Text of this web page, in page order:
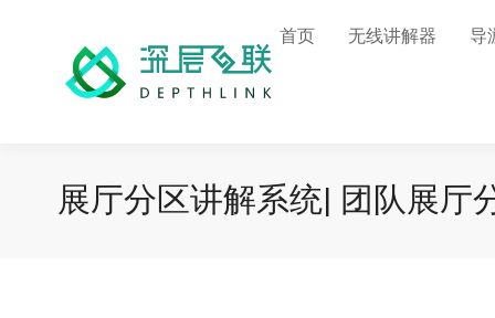
首页 无线讲解器 导
展厅分区讲解系统| 团队展厅